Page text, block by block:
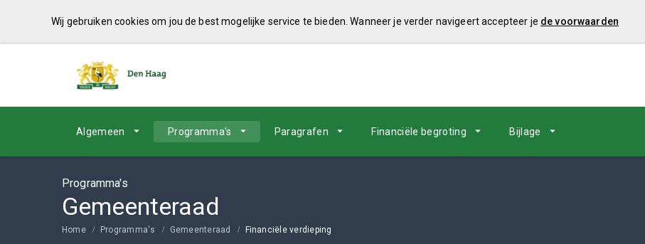
Wij gebruiken cookies om jou de best mogelijke service te bieden. Wanneer je verder navigeert accepteer je de voorwaarden
Algemeen Programma's Paragrafen Financiële begroting Bijlage
Programma's
Gemeenteraad
Home Programma's Gemeenteraad Financiële verdieping